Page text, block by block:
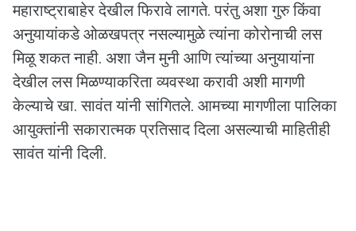
महाराष्ट्राबाहेर देखील फिरावे लागते. परंतु अशा गुरु किंवा
अनुयायांकडे ओळखपत्र नसल्यामुळे त्यांना कोरोनाची लस
मिळू शकत नाही. अशा जैन मुनी आणि त्यांच्या अनुयायांना
देखील लस मिळण्याकरिता व्यवस्था करावी अशी मागणी
केल्याचे खा. सावंत यांनी सांगितले. आमच्या मागणीला पालिका
आयुक्तांनी सकारात्मक प्रतिसाद दिला असल्याची माहितीही
सावंत यांनी दिली.